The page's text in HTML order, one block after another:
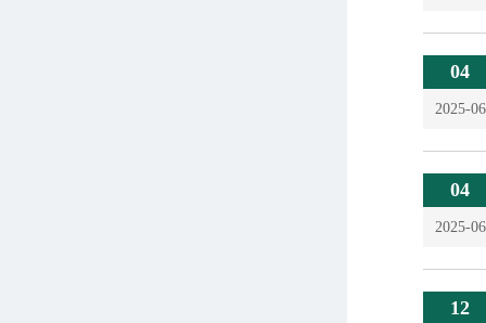
04
2025-06
04
2025-06
12